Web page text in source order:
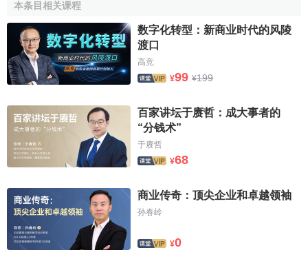
Agrovida：改善南美地區農場工人和小農場主的工作條
件
與聯合國環境規劃署 合作
拜耳——聯合國環境規劃署環境論壇
二、公共健康和艾滋病病毒/艾滋病
拜耳中國高度重視促進公共健康
病病毒/艾滋病的活動。除生產大量醫葯保健產品以預防、診
康的問題。
拜耳集團的此類工作中最重要的當屬“清華—拜耳公共健
康與艾滋病媒體研究室”計劃。該項目於2004年年末正式啟
本条目相关课程
数字化转型：新商业时代的风陵
渡口
高竞
¥99 ¥199
百家讲坛于赓哲：成大事者的
“分钱术”
于赓哲
¥68
商业传奇：顶尖企业和卓越领袖
孙春岭
¥0